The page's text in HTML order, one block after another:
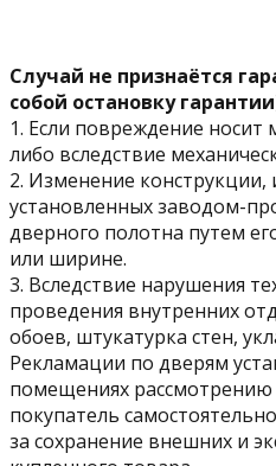
Случай не признаётся
собой остановку
1. Если повреждение носит
либо вследствие
2. Изменение конструкции,
установленных заводом-
дверного полотна путем
или ширине.
3. Вследствие нарушения
проведения внутренних
обоев, штукатурка стен,
Рекламации по дверям
помещениях рассмотрению
покупатель
за сохранение внешних и